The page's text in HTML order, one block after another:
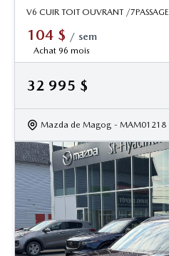
V6 CUIR TOIT OUVRANT /
104 $ / sem
Achat 96 mois
32 995 $
Mazda de Magog - MAM01218